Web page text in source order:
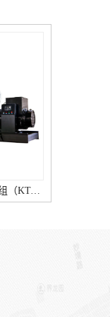
880KW康明斯发电机组（KTA38-G5柴油机）